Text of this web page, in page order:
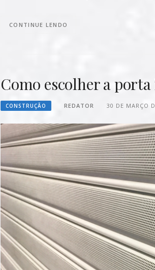
CONTINUE LENDO
Como escolher a
CONSTRUÇÃO REDATOR 30 DE MARÇO